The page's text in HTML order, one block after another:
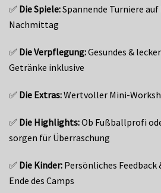
✅ Die Spiele:Spannende Turniere
Nachmittag
✅ Die Verpflegung:Gesundes &
Getränke inklusive
✅ Die Extras:Wertvoller Mini-
✅ Die Highlights:Ob Fußballprofi
sorgen für Überraschung
✅ Die Kinder: Persönliches Feedback
Ende des Camps